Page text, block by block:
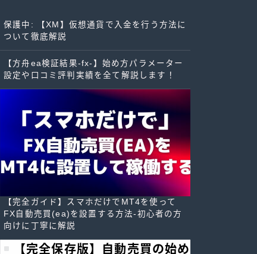
保護中: 【XM】仮想通貨で入金を行う方法に
ついて徹底解説
【方舟ea検証結果-fx-】始め方パラメーター
設定や口コミ評判実績を全て解説します！
【完全ガイド】スマホだけでMT4を使って
FX自動売買(ea)を設置する方法-初心者の方
向けに丁寧に解説
【完全保存版】自動売買の始め